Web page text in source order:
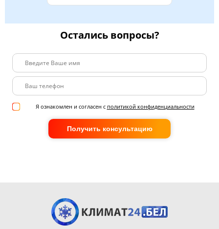
Остались вопросы?
Я ознакомлен и согласен с политикой конфиденциальности
Получить консультацию